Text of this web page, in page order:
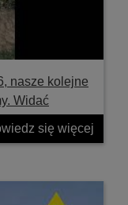
nasze kolejne
Widać
się więcej